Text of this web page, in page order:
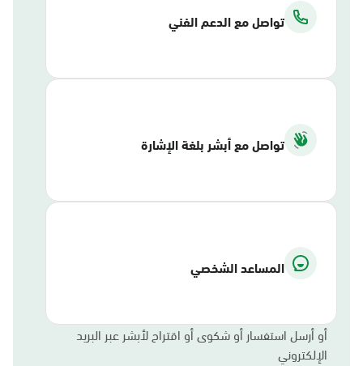
تواصل مع الدعم الفني
تواصل مع أبشر بلغة الإشارة
المساعد الشخصي
أو أرسل استفسار أو شكوى أو اقتراح لأبشر عبر البريد
الإلكتروني